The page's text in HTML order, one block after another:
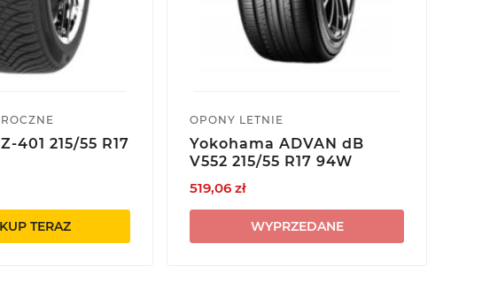
401 215/55 R17
KUP TERAZ
OPONY LETNIE
Yokohama ADVAN dB
V552 215/55 R17 94W
519,06 zł
WYPRZEDANE